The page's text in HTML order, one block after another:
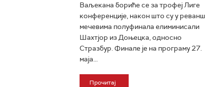
Ваљекана бориће се за трофеј Лиге
конференције, након што су у реванш
мечевима полуфинала елиминисали
Шахтјор из Доњецка, односно
Стразбур. Финале је на програму 27.
маја...
Прочитај